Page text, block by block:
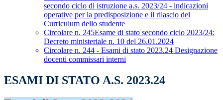
secondo ciclo di istruzione a.s. 2023/24 - indicazioni
operative per la predisposizione e il rilascio del
Curriculum dello studente
Circolare n. 245Esame di stato secondo ciclo 2023/24:
Decreto ministeriale n. 10 del 26.01.2024
Circolare n. 244 - Esami di stato 2023.24 Designazione
docenti commissari interni
ESAMI DI STATO A.S. 2023.24